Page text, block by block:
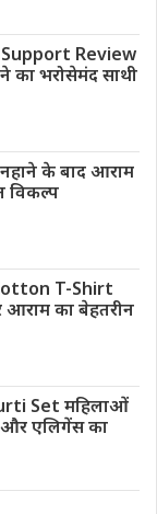
Review
का भरोसेमंद साथी
के बाद आराम
विकल्प
T-Shirt
का बेहतरीन
Set महिलाओं
एलिगेंस का